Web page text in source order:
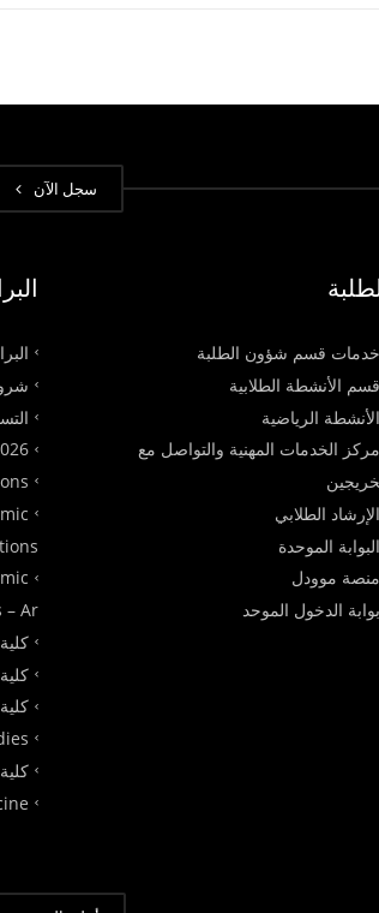
سجل الآن
– Ar
خدمات قسم شؤون الطلبة
قسم الأنشطة الطلابية
الأنشطة الرياضية
مركز الخدمات المهنية والتواصل مع
الإرشاد الطلابي
البوابة الموحدة
منصة موودل
بوابة الدخول الموحد